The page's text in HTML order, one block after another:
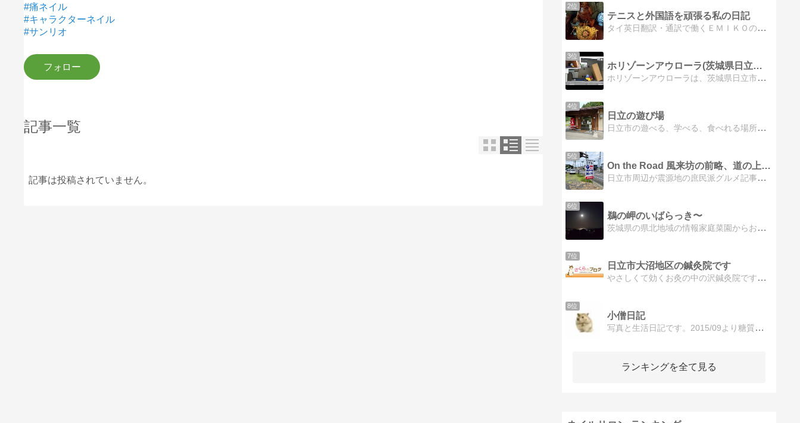
#痛ネイル
#キャラクターネイル
#サンリオ
記事一覧
記事は投稿されていません。
2位
テニスと外国語を頑張る私の日記
タイ英日翻訳・通訳で働くＥＭＩＫＯの日記です。
3位
ホリゾーンアウローラ(茨城県日立市)の賃貸物件情報
ホリゾーンアウローラは、茨城県日立市にある3階建の賃貸マンションです。常磐線 常陸多賀駅 徒歩25分の距離にあります。建物の構造は鉄骨マンションです。眺望の良いマンションです!ペット飼育可!
4位
日立の遊び場
日立市の遊べる、学べる、食べれる場所を紹介します。
5位
On the Road 風来坊の前略、道の上より！茨城日立発
日立市周辺が震源地の庶民派グルメ記事です。興味がありましたらアクセスして覗いてみて下さい。
6位
鵜の岬のいばらっき〜
茨城県の県北地域の情報家庭菜園からお祭り情報迄紹介します
7位
日立市大沼地区の鍼灸院です
やさしくて効くお灸の中の沢鍼灸院です中の沢鍼灸院の治療に関する情報や、お灸やツボの話をしていきたいと思います。
8位
小僧日記
写真と生活日記です。2015/09より糖質制限始めました！2016/06茨城県の久慈浜に転居しました。2018/04茨城県ひたちなか市に転居しました。
ランキングを全て見る